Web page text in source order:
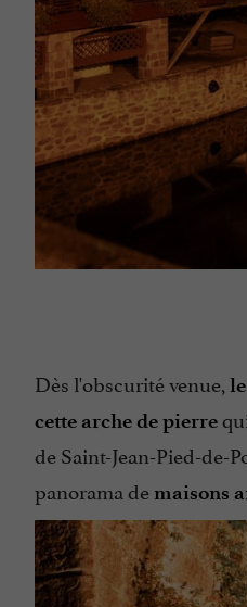
Dès l'obscurité venue,
cette arche de pierre
de Saint-Jean-Pied-de-
panorama de maisons